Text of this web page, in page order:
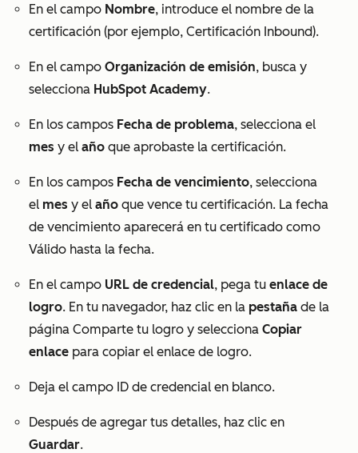
En el campo Nombre, introduce el nombre de la
certificación (por ejemplo, Certificación Inbound).
En el campo Organización de emisión, busca y
selecciona HubSpot Academy.
En los campos Fecha de problema, selecciona el
mes y el año que aprobaste la certificación.
En los campos Fecha de vencimiento, selecciona
el mes y el año que vence tu certificación. La fecha
de vencimiento aparecerá en tu certificado como
Válido hasta la fecha.
En el campo URL de credencial, pega tu enlace de
logro. En tu navegador, haz clic en la pestaña de la
página Comparte tu logro y selecciona Copiar
enlace para copiar el enlace de logro.
Deja el campo ID de credencial en blanco.
Después de agregar tus detalles, haz clic en
Guardar.